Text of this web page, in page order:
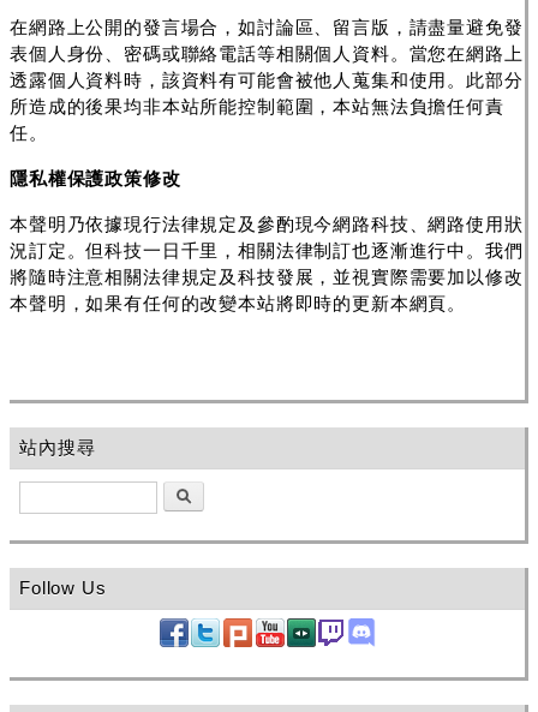
在網路上公開的發言場合，如討論區、留言版，請盡量避免發
表個人身份、密碼或聯絡電話等相關個人資料。當您在網路上
透露個人資料時，該資料有可能會被他人蒐集和使用。此部分
所造成的後果均非本站所能控制範圍，本站無法負擔任何責
任。
隱私權保護政策修改
本聲明乃依據現行法律規定及參酌現今網路科技、網路使用狀
況訂定。但科技一日千里，相關法律制訂也逐漸進行中。我們
將隨時注意相關法律規定及科技發展，並視實際需要加以修改
本聲明，如果有任何的改變本站將即時的更新本網頁。
站內搜尋
Follow Us